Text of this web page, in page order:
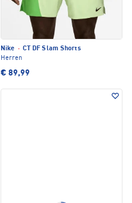
Nike · CT DF Slam Shorts
Herren
€ 89,99